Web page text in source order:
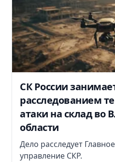
СК России
расследованием
атаки на склад во
области
Дело расследует
управление СКР.